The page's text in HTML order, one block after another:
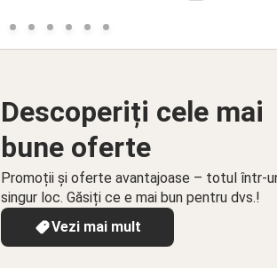
Descoperiți cele mai
bune oferte
Promoții și oferte avantajoase – totul într-
singur loc. Găsiți ce e mai bun pentru dvs.!
Vezi mai mult